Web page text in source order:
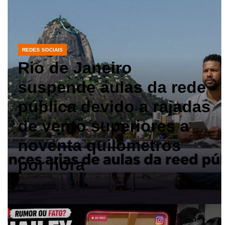
POSTED
REDES SOCIAIS
Rio de Janeiro
suspende aulas da rede
pública devido a rajadas
de vento superiores a
noventa quilômetros
por hora